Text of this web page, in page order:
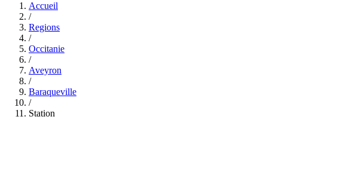
Accueil
/
Regions
/
Occitanie
/
Aveyron
/
Baraqueville
/
Station